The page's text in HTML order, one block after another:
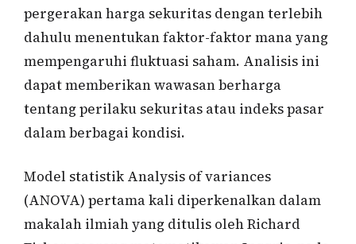
pergerakan harga sekuritas dengan terlebih
dahulu menentukan faktor-faktor mana yang
mempengaruhi fluktuasi saham. Analisis ini
dapat memberikan wawasan berharga
tentang perilaku sekuritas atau indeks pasar
dalam berbagai kondisi.
Model statistik Analysis of variances
(ANOVA) pertama kali diperkenalkan dalam
makalah ilmiah yang ditulis oleh Richard